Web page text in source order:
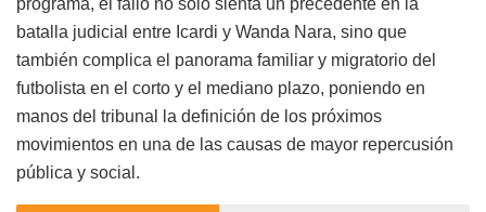
programa, el fallo no solo sienta un precedente en la
batalla judicial entre Icardi y Wanda Nara, sino que
también complica el panorama familiar y migratorio del
futbolista en el corto y el mediano plazo, poniendo en
manos del tribunal la definición de los próximos
movimientos en una de las causas de mayor repercusión
pública y social.